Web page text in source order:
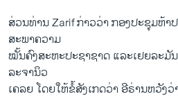
ສ່ວນທ່ານ Zarif ​ກ່າວ​ວ່າ ກອງ​ປະ​ຊຸມ​ຫ້າ​
ສະພາ​ຄວາມ
ໝັ້ນຄົງສະຫະ​ປະຊາ​ຊາດ ​ແລະ​ເຢຍລະ​ມັ
ລະຈ​ານິວ​
ເຄລຍ ​ໂດຍໃຫ້​ຂໍ້​ສັງ​ເກ​ດວ່າ ອີຣ່ານ​ຫວັງ​